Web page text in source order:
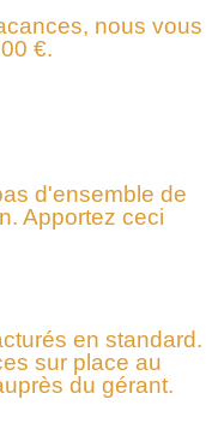
nous vous
€.
d'ensemble de
Apportez ceci
en standard.
sur place au
du gérant.